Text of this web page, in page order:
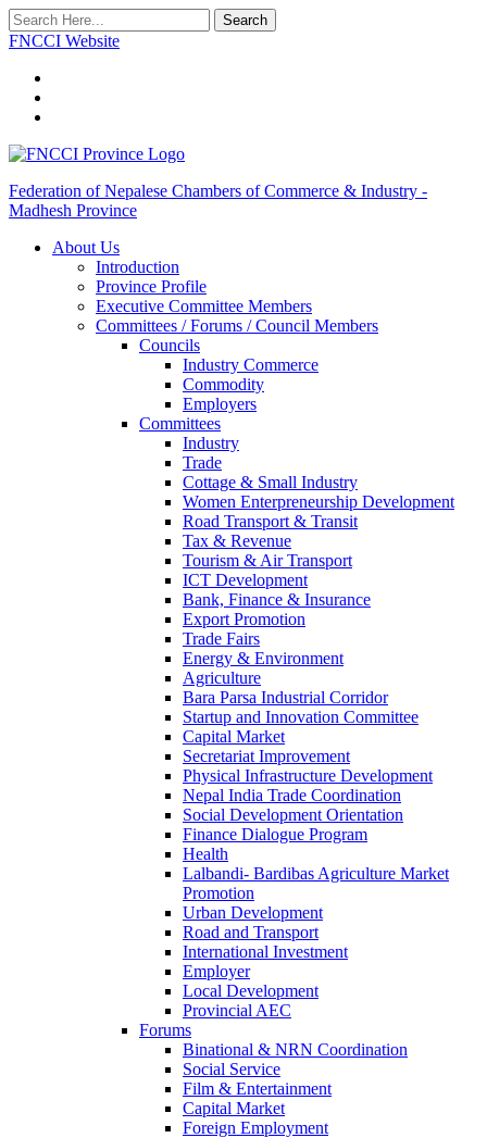
Search
FNCCI Website
Federation of Nepalese Chambers of Commerce & Industry -
Madhesh Province
About Us
Introduction
Province Profile
Executive Committee Members
Committees / Forums / Council Members
Councils
Industry Commerce
Commodity
Employers
Committees
Industry
Trade
Cottage & Small Industry
Women Enterpreneurship Development
Road Transport & Transit
Tax & Revenue
Tourism & Air Transport
ICT Development
Bank, Finance & Insurance
Export Promotion
Trade Fairs
Energy & Environment
Agriculture
Bara Parsa Industrial Corridor
Startup and Innovation Committee
Capital Market
Secretariat Improvement
Physical Infrastructure Development
Nepal India Trade Coordination
Social Development Orientation
Finance Dialogue Program
Health
Lalbandi- Bardibas Agriculture Market
Promotion
Urban Development
Road and Transport
International Investment
Employer
Local Development
Provincial AEC
Forums
Binational & NRN Coordination
Social Service
Film & Entertainment
Capital Market
Foreign Employment